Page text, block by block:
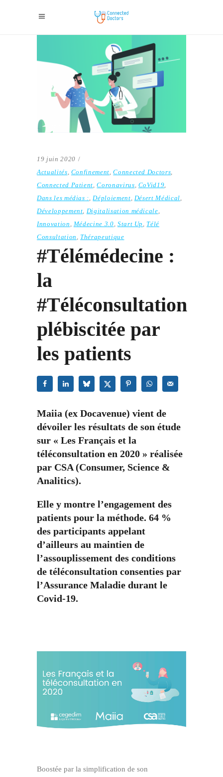
19 juin 2020
Actualités Confinement ,Connected Doctors
Connected Patient ,Coronavirus CoVid19
Dans les médias : Déploiement Désert Médical
Développement Digitalisation médicale
Innovation
Médecine 3.0 Start Up
Télé
Consultation
Thérapeutique
#Télémédecine :
la
#Téléconsultation
plébiscitée par
les patients
Maiia (ex Docavenue) vient de
dévoiler les résultats de son étude
sur « Les Français et la
téléconsultation en 2020 » réalisée
par CSA (Consumer, Science &
Analitics).
Elle y montre l’engagement des
patients pour la méthode. 64 %
des participants appelant
d’ailleurs au maintien de
l’assouplissement des conditions
de téléconsultation consenties par
l’Assurance Maladie durant le
Covid-19.
Boostée par la simplification de son